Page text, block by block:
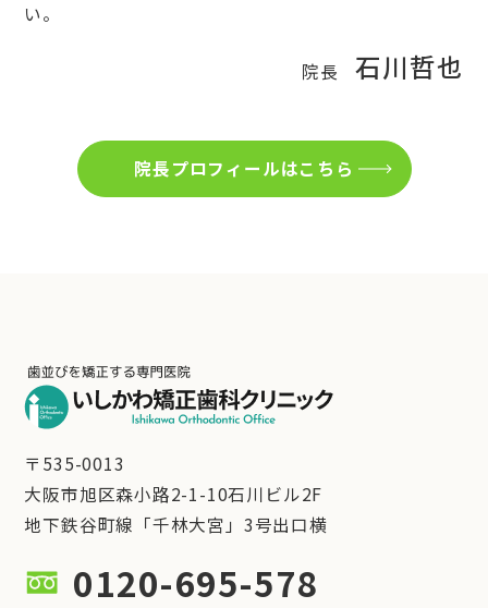
い。
院長 石川哲也
院長プロフィールはこちら
〒535-0013
大阪市旭区森小路2-1-10石川ビル2F
地下鉄谷町線「千林大宮」3号出口横
0120-695-578